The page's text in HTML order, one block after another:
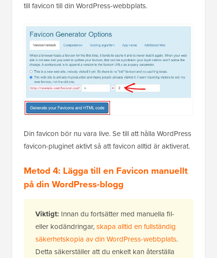
till favicon till din WordPress-webbplats.
Din favicon bör nu vara live. Se till att hålla WordPress
favicon-pluginet aktivt så att favicon alltid är aktiverat.
Metod 4: Lägga till en Favicon manuellt
på din WordPress-blogg
Viktigt: Innan du fortsätter med manuella fil-
eller kodändringar,skapa alltid en fullständig
säkerhetskopia av din WordPress-webbplats.
Detta säkerställer att du enkelt kan återställa